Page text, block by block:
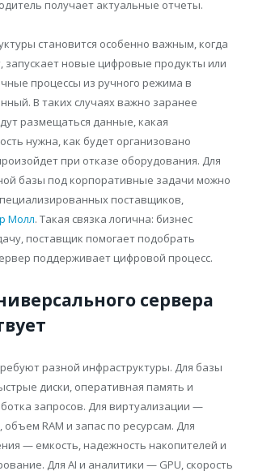
получает актуальные отчеты.
становится особенно важным, когда
запускает новые цифровые продукты или
процессы из ручного режима в
В таких случаях важно заранее
размещаться данные, какая
нужна, как будет организовано
при отказе оборудования. Для
базы под корпоративные задачи можно
поставщиков,
Молл. Такая связка логична: бизнес
поставщик помогает подобрать
поддерживает цифровой процесс.
сервера
разной инфраструктуры. Для базы
диски, оперативная память и
запросов. Для виртуализации —
объем RAM и запас по ресурсам. Для
— емкость, надежность накопителей и
Для AI и аналитики — GPU, скорость